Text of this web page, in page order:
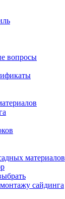
вопросы
материалов
сайдинга